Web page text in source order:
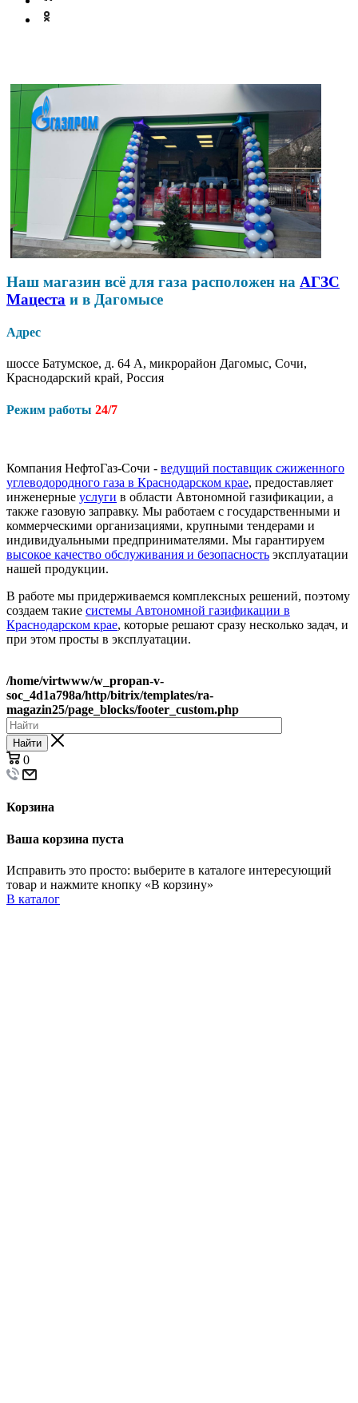
Наш магазин всё для газа расположен на АГЗС
Мацеста и в Дагомысе
Адрес
шоссе Батумское, д. 64 А, микрорайон Дагомыс, Сочи,
Краснодарский край, Россия
Режим работы 24/7
Компания НефтоГаз-Сочи - ведущий поставщик сжиженного
углеводородного газа в Краснодарском крае, предоставляет
инженерные услуги в области Автономной газификации, а
также газовую заправку. Мы работаем с государственными и
коммерческими организациями, крупными тендерами и
индивидуальными предпринимателями. Мы гарантируем
высокое качество обслуживания и безопасность эксплуатации
нашей продукции.
В работе мы придерживаемся комплексных решений, поэтому
создаем такие системы Автономной газификации в
Краснодарском крае, которые решают сразу несколько задач, и
при этом просты в эксплуатации.
/home/virtwww/w_propan-v-
soc_4d1a798a/http/bitrix/templates/ra-
magazin25/page_blocks/footer_custom.php
Найти
0
Корзина
Ваша корзина пуста
Исправить это просто: выберите в каталоге интересующий
товар и нажмите кнопку «В корзину»
В каталог